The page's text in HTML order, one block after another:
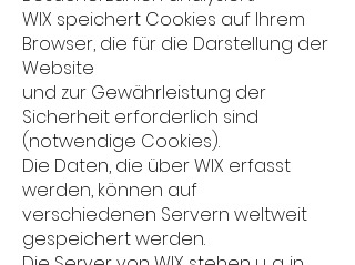
WIX speichert Cookies auf Ihrem
Browser, die für die Darstellung der
Website
und zur Gewährleistung der
Sicherheit erforderlich sind
(notwendige Cookies).
Die Daten, die über WIX erfasst
werden, können auf
verschiedenen Servern weltweit
gespeichert werden.